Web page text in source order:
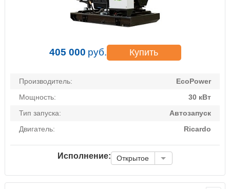
405 000 руб. Купить
Производитель:
EcoPower
Мощность:
30 кВт
Тип запуска:
Автозапуск
Двигатель:
Ricardo
Исполнение: Открытое